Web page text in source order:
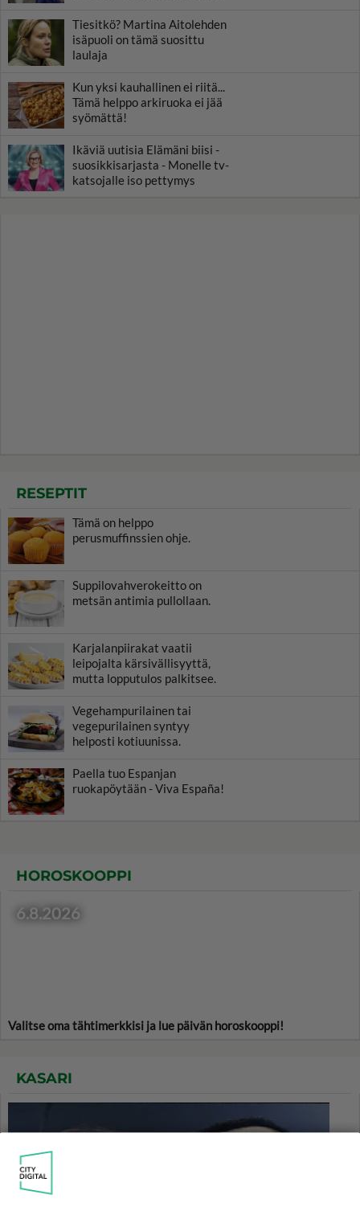
Tiesitkö? Martina Aitolehden
isäpuoli on tämä suosittu
laulaja
Kun yksi kauhallinen ei riitä...
Tämä helppo arkiruoka ei jää
syömättä!
Ikäviä uutisia Elämäni biisi -
suosikkisarjasta - Monelle tv-
katsojalle iso pettymys
RESEPTIT
Tämä on helppo
perusmuffinssien ohje.
Suppilovahverokeitto on
metsän antimia pullollaan.
Karjalanpiirakat vaatii
leipojalta kärsivällisyyttä,
mutta lopputulos palkitsee.
Vegehampurilainen tai
vegepurilainen syntyy
helposti kotiuunissa.
Paella tuo Espanjan
ruokapöytään - Viva España!
HOROSKOOPPI
6.8.2026
Valitse oma tähtimerkkisi ja lue päivän horoskooppi!
KASARI